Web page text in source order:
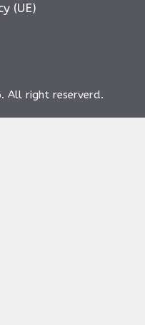
(UE)
All right reserverd.